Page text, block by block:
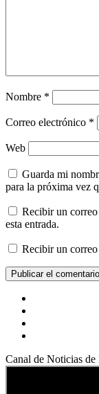
Nombre *
Correo electrónico *
Web
Guarda mi
para la próxima vez
Recibir un
esta entrada.
Recibir un
Canal de Noticias